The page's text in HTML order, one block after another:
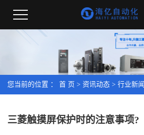
您当前的位置 ： 首 页 > 资讯动态 > 行业新闻
三菱触摸屏保护时的注意事项?